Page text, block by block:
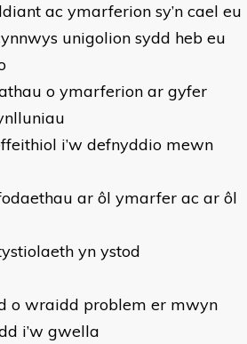
ac ymarferion sy’n cael eu
unigolion sydd heb eu
o ymarferion ar gyfer
i’w defnyddio mewn
ar ôl ymarfer ac ar ôl
yn ystod
o wraidd problem er mwyn
i’w gwella